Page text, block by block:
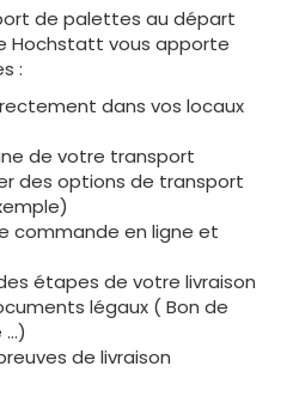
de palettes au départ
Hochstatt vous apporte
:
dans vos locaux
de votre transport
des options de transport
commande en ligne et
étapes de votre livraison
légaux ( Bon de
de livraison